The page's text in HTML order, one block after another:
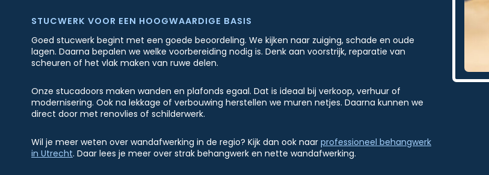
STUCWERK VOOR EEN HOOGWAARDIGE BASIS
Goed stucwerk begint met een goede beoordeling. We kijken naar zuiging, schade en oude
lagen. Daarna bepalen we welke voorbereiding nodig is. Denk aan voorstrijk, reparatie van
scheuren of het vlak maken van ruwe delen.
Onze stucadoors maken wanden en plafonds egaal. Dat is ideaal bij verkoop, verhuur of
modernisering. Ook na lekkage of verbouwing herstellen we muren netjes. Daarna kunnen we
direct door met renovlies of schilderwerk.
Wil je meer weten over wandafwerking in de regio? Kijk dan ook naar professioneel behangwerk
in Utrecht. Daar lees je meer over strak behangwerk en nette wandafwerking.